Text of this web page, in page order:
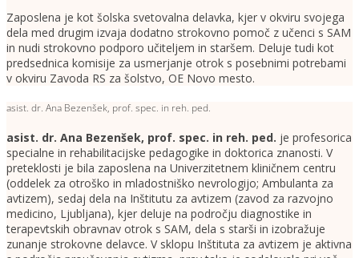
Zaposlena je kot šolska svetovalna delavka, kjer v okviru svojega
dela med drugim izvaja dodatno strokovno pomoč z učenci s SAM
in nudi strokovno podporo učiteljem in staršem. Deluje tudi kot
predsednica komisije za usmerjanje otrok s posebnimi potrebami
v okviru Zavoda RS za šolstvo, OE Novo mesto.
asist. dr. Ana Bezenšek, prof. spec. in reh. ped.
asist. dr. Ana Bezenšek, prof. spec. in reh. ped. je profesorica
specialne in rehabilitacijske pedagogike in doktorica znanosti. V
preteklosti je bila zaposlena na Univerzitetnem kliničnem centru
(oddelek za otroško in mladostniško nevrologijo; Ambulanta za
avtizem), sedaj dela na Inštitutu za avtizem (zavod za razvojno
medicino, Ljubljana), kjer deluje na področju diagnostike in
terapevtskih obravnav otrok s SAM, dela s starši in izobražuje
zunanje strokovne delavce. V sklopu Inštituta za avtizem je aktivna